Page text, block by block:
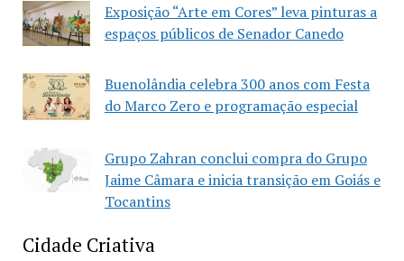
Exposição “Arte em Cores” leva pinturas a
espaços públicos de Senador Canedo
Buenolândia celebra 300 anos com Festa
do Marco Zero e programação especial
Grupo Zahran conclui compra do Grupo
Jaime Câmara e inicia transição em Goiás e
Tocantins
Cidade Criativa